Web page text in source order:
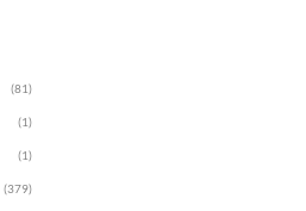
(81)
(1)
(1)
(379)